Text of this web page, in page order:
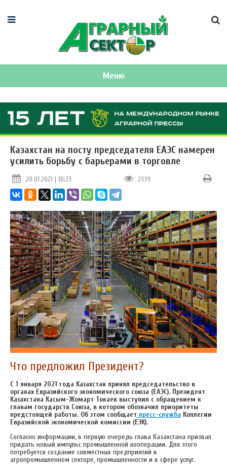
Меню
Казахстан на посту председателя ЕАЭС намерен
усилить борьбу с барьерами в торговле
20.01.2021 | 10:23 2339
Что предложил Президент?
С 1 января 2021 года Казахстан принял председательство в
органах Евразийского экономического союза (ЕАЭС). Президент
Казахстана Касым-Жомарт Токаев выступил с обращением к
главам государств Союза, в котором обозначил приоритеты
предстоящей работы. Об этом сообщает пресс-служба Коллегии
Евразийской экономической комиссии (ЕЭК).
Согласно информации, в первую очередь глава Казахстана призвал
придать новый импульс промышленной кооперации. Для этого
потребуется создание совместных предприятий в
агропромышленном секторе, промышленности и в сфере услуг.